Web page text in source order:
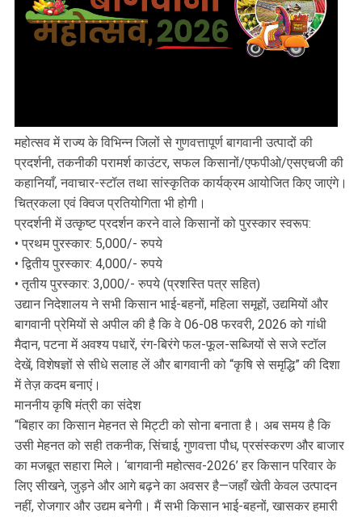
महोत्सव में राज्य के विभिन्न जिलों से गुणवत्तापूर्ण बागवानी उत्पादों की
प्रदर्शनी, तकनीकी परामर्श काउंटर, सफल किसानों/एफपीओ/एसएचजी की
कहानियाँ, नवाचार-स्टॉल तथा सांस्कृतिक कार्यक्रम आयोजित किए जाएंगे।
चित्रकला एवं क्विज प्रतियोगिता भी होगी।
प्रदर्शनी में उत्कृष्ट प्रदर्शन करने वाले किसानों को पुरस्कार स्वरूप:
• प्रथम पुरस्कार: 5,000/- रुपये
• द्वितीय पुरस्कार: 4,000/- रुपये
• तृतीय पुरस्कार: 3,000/- रुपये (प्रशस्ति पत्र सहित)
उद्यान निदेशालय ने सभी किसान भाई-बहनों, महिला समूहों, उद्यमियों और
बागवानी प्रेमियों से अपील की है कि वे 06-08 फरवरी, 2026 को गांधी
मैदान, पटना में अवश्य पधारें, रंग-बिरंगे फल-फूल-सब्जियों से सजे स्टॉल
देखें, विशेषज्ञों से सीधे सलाह लें और बागवानी को “कृषि से समृद्धि” की दिशा
में तेज़ कदम बनाएं।
माननीय कृषि मंत्री का संदेश
“बिहार का किसान मेहनत से मिट्टी को सोना बनाता है। अब समय है कि
उसी मेहनत को सही तकनीक, सिंचाई, गुणवत्ता पौध, प्रसंस्करण और बाजार
का मजबूत सहारा मिले। ‘बागवानी महोत्सव-2026’ हर किसान परिवार के
लिए सीखने, जुड़ने और आगे बढ़ने का अवसर है—जहाँ खेती केवल उत्पादन
नहीं, रोजगार और उद्यम बनेगी। मैं सभी किसान भाई-बहनों, खासकर हमारी